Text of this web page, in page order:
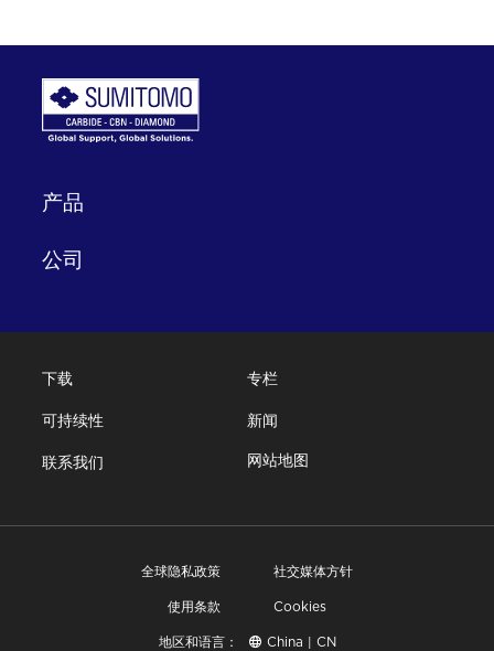
产品
公司
下载
可持续性
联系我们
专栏
新闻
网站地图
全球隐私政策
社交媒体方针
使用条款
Cookies
地区和语言：
China | CN